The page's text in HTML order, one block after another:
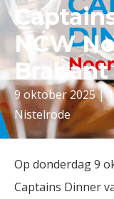
NCW
Brabant
9 oktober 2025 |
Nistelrode
Op donderdag 9
Captains Dinner